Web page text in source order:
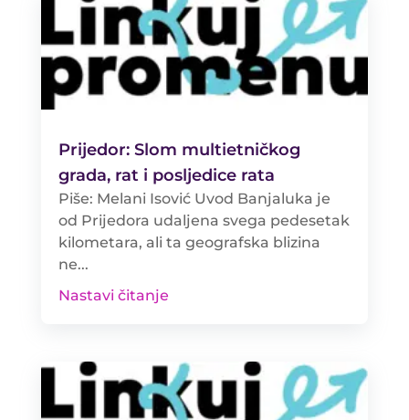
Prijedor: Slom multietničkog
grada, rat i posljedice rata
Piše: Melani Isović Uvod Banjaluka je
od Prijedora udaljena svega pedesetak
kilometara, ali ta geografska blizina
ne...
Nastavi čitanje